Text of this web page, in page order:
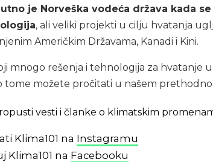
je Norveška vodeća država kada
, ali veliki projekti u cilju hvatanja
Američkim Državama, Kanadi i Kini.
mnogo rešenja i tehnologija za hvatanje
tome možete pročitati u našem
vesti i članke o klimatskim
Klima101 na Instagramu
Klima101 na Facebooku